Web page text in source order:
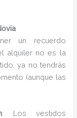
un recuerdo
alquiler no es la
ya no tendrás
(aunque las
: Los vestidos